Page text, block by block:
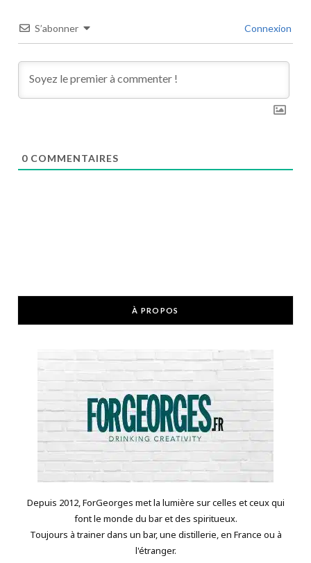
S’abonner Connexion
0 COMMENTAIRES
À PROPOS
Depuis 2012, ForGeorges met la lumière sur celles et ceux qui
font le monde du bar et des spiritueux.
Toujours à trainer dans un bar, une distillerie, en France ou à
l'étranger.